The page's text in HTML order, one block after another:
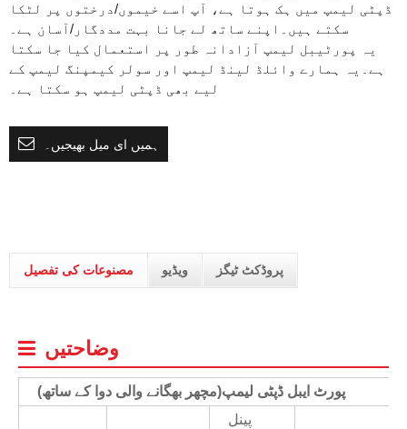
ڈپٹی لیمپ میں ہک ہوتا ہے، آپ اسے خیموں/درختوں پر لٹکا
سکتے ہیں۔اپنے ساتھ لے جانا بہت مددگار/آسان ہے۔
یہ پورٹیبل لیمپ آزادانہ طور پر استعمال کیا جا سکتا
ہے۔یہ ہمارے وائلڈ لینڈ لیمپ اور سولر کیمپنگ لیمپ کے
لیے بھی ڈپٹی لیمپ ہو سکتا ہے۔
ہمیں ای میل بھیجیں۔
مصنوعات کی تفصیل ویڈیو پروڈکٹ ٹیگز
وضاحتیں
پورٹ ایبل ڈپٹی لیمپ(مچھر بھگانے والی دوا کے ساتھ)
پینل